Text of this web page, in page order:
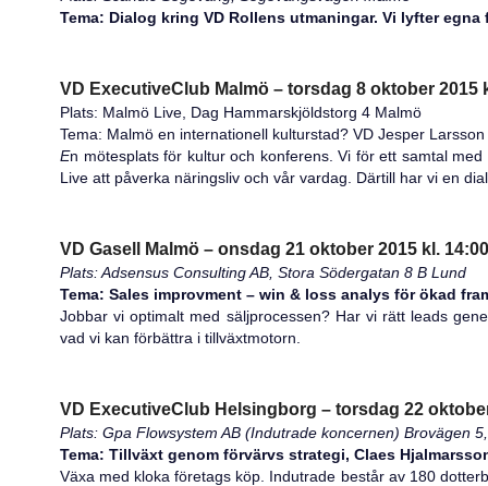
Tema: Dialog kring VD Rollens utmaningar. Vi lyfter
VD ExecutiveClub Malmö – torsdag 8 oktober 2015
Plats: Malmö Live, Dag Hammarskjöldstorg 4 Malmö
Tema: Malmö en internationell kulturstad? VD Jesper Larsson
En mötesplats för kultur och konferens. Vi för ett samtal
Live att påverka näringsliv och vår vardag. Därtill har vi en
VD Gasell Malmö – onsdag 21 oktober 2015 kl.
Plats: Adsensus Consulting AB, Stora Södergatan 8 B Lund
Tema: Sales improvment – win & loss analys för ökad
Jobbar vi optimalt med säljprocessen? Har vi rätt leads
vad vi kan förbättra i tillväxtmotorn.
VD ExecutiveClub Helsingborg – torsdag 22
Plats: Gpa Flowsystem AB (Indutrade koncernen) Brovägen
Tema: Tillväxt genom förvärvs strategi, Claes
Växa med kloka företags köp. Indutrade består av 180